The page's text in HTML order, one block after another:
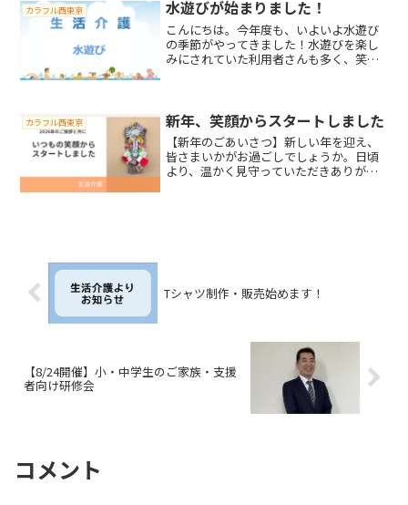
皆様からも「あ〜！懐...
カラフル西東京 水遊びが始まりました！
こんにちは。今年度も、いよいよ水遊び
の季節がやってきました！水遊びを楽し
みにされていた利用者さんも多く、笑顔
の日は代表も一緒に参加し...
カラフル西東京 新年、笑顔からスタートしました
【新年のごあいさつ】新しい年を迎え、
皆さまいかがお過ごしでしょうか。日頃
より、温かく見守っていただきありがと
Tシャツ制作・販売始めます！
【8/24開催】小・中学生のご家族・支援
者向け研修会
コメント